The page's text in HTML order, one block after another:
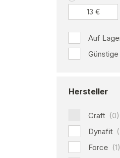
Auf
Hersteller
Craft (0)
Dynafit
Force (1)